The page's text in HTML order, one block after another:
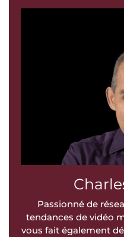
Passionné de
tendances de vidéo
vous fait également